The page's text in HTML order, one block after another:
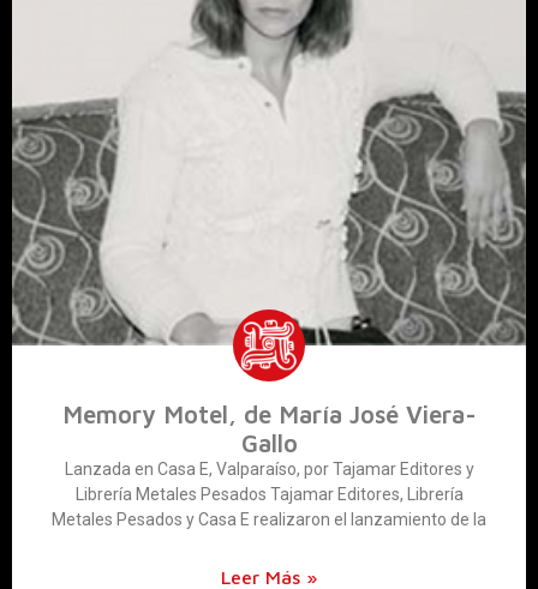
Memory Motel, de María José Viera-
Gallo
Lanzada en Casa E, Valparaíso, por Tajamar Editores y
Librería Metales Pesados Tajamar Editores, Librería
Metales Pesados y Casa E realizaron el lanzamiento de la
Leer Más »